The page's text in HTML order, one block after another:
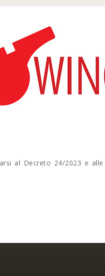
al Decreto 24/2023 e